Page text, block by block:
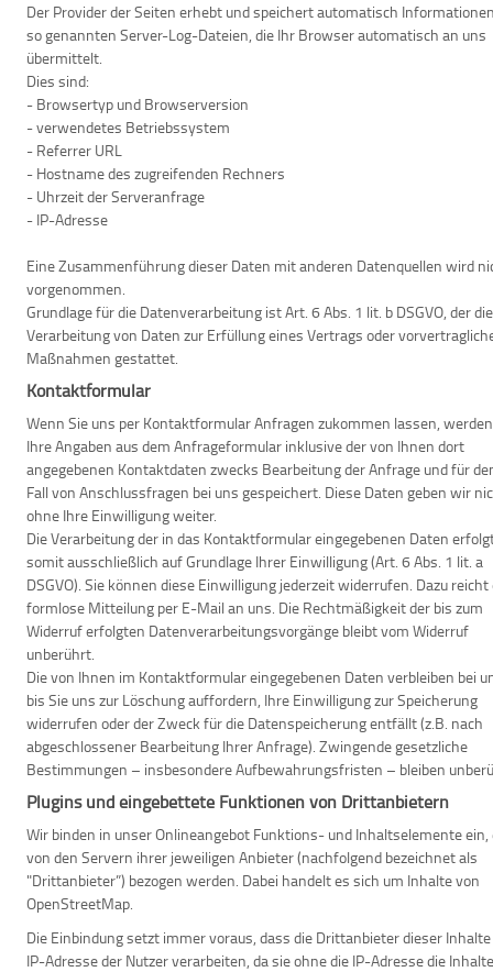
Der Provider der Seiten erhebt und speichert automatisch
so genannten Server-Log-Dateien, die Ihr Browser automatisch an uns
übermittelt.
Dies sind:
- Browsertyp und Browserversion
- verwendetes Betriebssystem
- Referrer URL
- Hostname des zugreifenden Rechners
- Uhrzeit der Serveranfrage
- IP-Adresse
Eine Zusammenführung dieser Daten mit anderen Datenquellen wird
vorgenommen.
Grundlage für die Datenverarbeitung ist Art. 6 Abs. 1 lit. b DSGVO, der die
Verarbeitung von Daten zur Erfüllung eines Vertrags oder
Maßnahmen gestattet.
Kontaktformular
Wenn Sie uns per Kontaktformular Anfragen zukommen lassen, werden
Ihre Angaben aus dem Anfrageformular inklusive der von Ihnen dort
angegebenen Kontaktdaten zwecks Bearbeitung der Anfrage und für
Fall von Anschlussfragen bei uns gespeichert. Diese Daten geben wir
ohne Ihre Einwilligung weiter.
Die Verarbeitung der in das Kontaktformular eingegebenen Daten
somit ausschließlich auf Grundlage Ihrer Einwilligung (Art. 6 Abs. 1 lit. a
DSGVO). Sie können diese Einwilligung jederzeit widerrufen. Dazu reicht
formlose Mitteilung per E-Mail an uns. Die Rechtmäßigkeit der bis zum
Widerruf erfolgten Datenverarbeitungsvorgänge bleibt vom Widerruf
unberührt.
Die von Ihnen im Kontaktformular eingegebenen Daten verbleiben bei
bis Sie uns zur Löschung auffordern, Ihre Einwilligung zur Speicherung
widerrufen oder der Zweck für die Datenspeicherung entfällt (z.B. nach
abgeschlossener Bearbeitung Ihrer Anfrage). Zwingende gesetzliche
Bestimmungen – insbesondere Aufbewahrungsfristen – bleiben
Plugins und eingebettete Funktionen von Drittanbietern
Wir binden in unser Onlineangebot Funktions- und Inhaltselemente ein,
von den Servern ihrer jeweiligen Anbieter (nachfolgend bezeichnet als
"Drittanbieter”) bezogen werden. Dabei handelt es sich um Inhalte von
OpenStreetMap.
Die Einbindung setzt immer voraus, dass die Drittanbieter dieser
IP-Adresse der Nutzer verarbeiten, da sie ohne die IP-Adresse die Inhalte